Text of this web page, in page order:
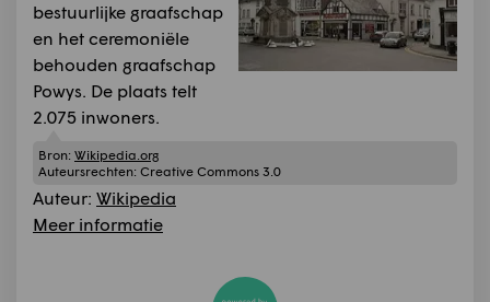
bestuurlijke graafschap
en het ceremoniële
behouden graafschap
Powys. De plaats telt
2.075 inwoners.
Bron: Wikipedia.org
Auteursrechten: Creative Commons 3.0
Auteur: Wikipedia
Meer informatie